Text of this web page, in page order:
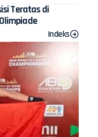
Teratas di
Indeks